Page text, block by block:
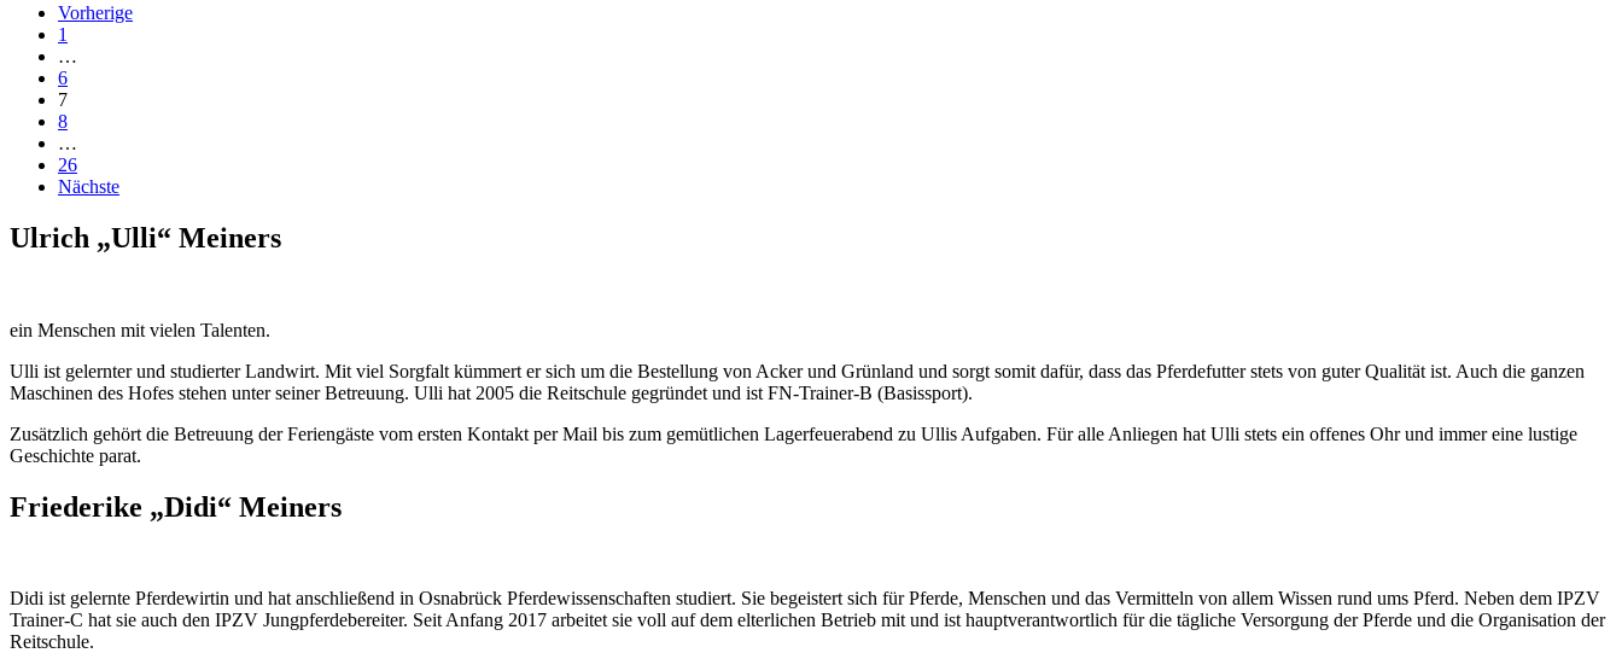
Vorherige
1
…
6
7
8
…
26
Nächste
Ulrich „Ulli“ Meiners
ein Menschen mit vielen Talenten.
Ulli ist gelernter und studierter Landwirt. Mit viel Sorgfalt kümmert er sich um die Bestellung von Acker und Grünland und sorgt somit dafür, dass das Pferdefutter stets von guter Qualität ist. Auch die ganzen
Maschinen des Hofes stehen unter seiner Betreuung. Ulli hat 2005 die Reitschule gegründet und ist FN-Trainer-B (Basissport).
Zusätzlich gehört die Betreuung der Feriengäste vom ersten Kontakt per Mail bis zum gemütlichen Lagerfeuerabend zu Ullis Aufgaben. Für alle Anliegen hat Ulli stets ein offenes Ohr und immer eine lustige
Geschichte parat.
Friederike „Didi“ Meiners
Didi ist gelernte Pferdewirtin und hat anschließend in Osnabrück Pferdewissenschaften studiert. Sie begeistert sich für Pferde, Menschen und das Vermitteln von allem Wissen rund ums Pferd. Neben dem IPZV
Trainer-C hat sie auch den IPZV Jungpferdebereiter. Seit Anfang 2017 arbeitet sie voll auf dem elterlichen Betrieb mit und ist hauptverantwortlich für die tägliche Versorgung der Pferde und die Organisation der
Reitschule.